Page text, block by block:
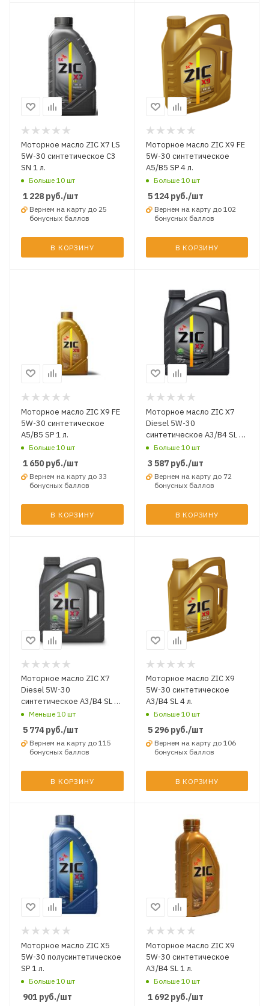
Моторное масло ZIC X7 LS
5W-30 синтетическое C3
SN 1 л.
Больше 10 шт
1 228 руб./шт
Вернем на карту до 25
бонусных баллов
В КОРЗИНУ
Моторное масло ZIC X9 FE
5W-30 синтетическое
A5/B5 SP 4 л.
Больше 10 шт
5 124руб./шт
Вернем на карту до 102
бонусных баллов
В КОРЗИНУ
Моторное масло ZIC X9 FE
5W-30 синтетическое
A5/B5 SP 1 л.
Больше 10 шт
1 650 руб./шт
Вернем на карту до 33
бонусных баллов
В КОРЗИНУ
Моторное масло ZIC X7
Diesel 5W-30
синтетическое A3/B4 SL 4
л. Больше 10 шт
3 587руб./шт
Вернем на карту до 72
бонусных баллов
В КОРЗИНУ
Моторное масло ZIC X7
Diesel 5W-30
синтетическое A3/B4 SL 6
л. Меньше 10 шт
5 774 руб./шт
Вернем на карту до 115
бонусных баллов
В КОРЗИНУ
Моторное масло ZIC X9
5W-30 синтетическое
A3/B4 SL 4 л.
Больше 10 шт
5 296руб./шт
Вернем на карту до 106
бонусных баллов
В КОРЗИНУ
Моторное масло ZIC X5
5W-30 полусинтетическое
SP 1 л.
Больше 10 шт
901 руб./шт
Моторное масло ZIC X9
5W-30 синтетическое
A3/B4 SL 1 л.
Больше 10 шт
1 692руб./шт